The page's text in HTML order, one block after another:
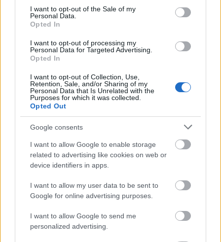
consent section.
I want to opt-out of the Sale of my
Personal Data.
Opted In
I want to opt-out of processing my
Personal Data for Targeted Advertising.
Opted In
I want to opt-out of Collection, Use,
Retention, Sale, and/or Sharing of my
Personal Data that Is Unrelated with the
Purposes for which it was collected.
Opted Out
Google consents
I want to allow Google to enable storage
related to advertising like cookies on web or
device identifiers in apps.
I want to allow my user data to be sent to
Google for online advertising purposes.
I want to allow Google to send me
personalized advertising.
Egy elfeledett műfajt éleszt újra a
Szegedi Nemzeti Színház
mtothorsi•2020. május 18.
Szegezdi Róbert vezetésével Valentyin Katajev A kör
négyszögesítése című művéből készült hangjáték a
Szegedi Nemzeti Színházban.